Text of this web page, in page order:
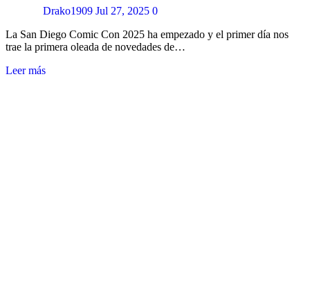
Drako1909 Jul 27, 2025 0
La San Diego Comic Con 2025 ha empezado y el primer día nos
trae la primera oleada de novedades de…
Leer más